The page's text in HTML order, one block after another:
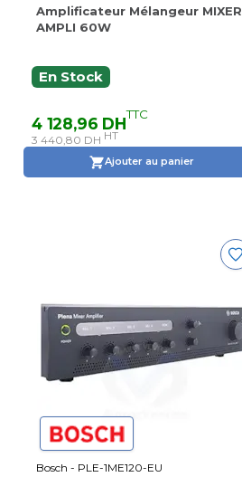
Amplificateur Mélangeur MIXER
AMPLI 60W
En Stock
4 128,96 DHTTC
3 440,80 DH HT
Ajouter au panier
Bosch - PLE-1ME120-EU